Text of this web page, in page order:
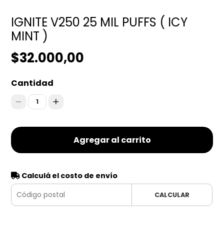
IGNITE V250 25 MIL PUFFS ( ICY
MINT )
$32.000,00
Cantidad
1
Agregar al carrito
Calculá el costo de envío
CALCULAR